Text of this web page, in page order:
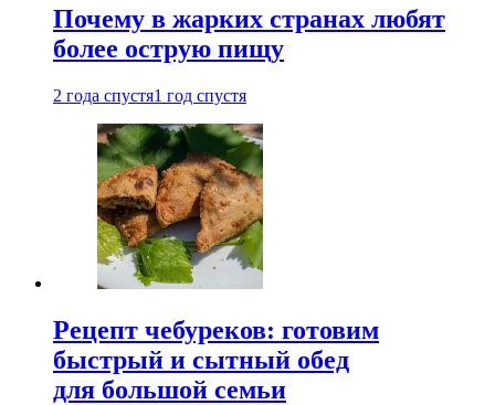
Почему в жарких странах любят
более острую пищу
2 года спустя1 год спустя
Рецепт чебуреков: готовим
быстрый и сытный обед
для большой семьи